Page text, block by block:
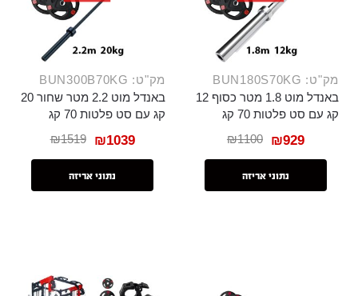
מק"ט: BUN180S70KG
באנדל מוט 1.8 מטר כסוף 12
קג עם סט פלטות 70 קג
₪1100 ₪929
נתוני אריזה
מק"ט: BUN300B70KG
באנדל מוט 2.2 מטר שחור 20
קג עם סט פלטות 70 קג
₪1519 ₪1039
נתוני אריזה